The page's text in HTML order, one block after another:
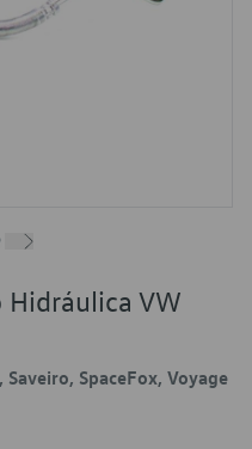
VW
Saveiro, SpaceFox, Voyage